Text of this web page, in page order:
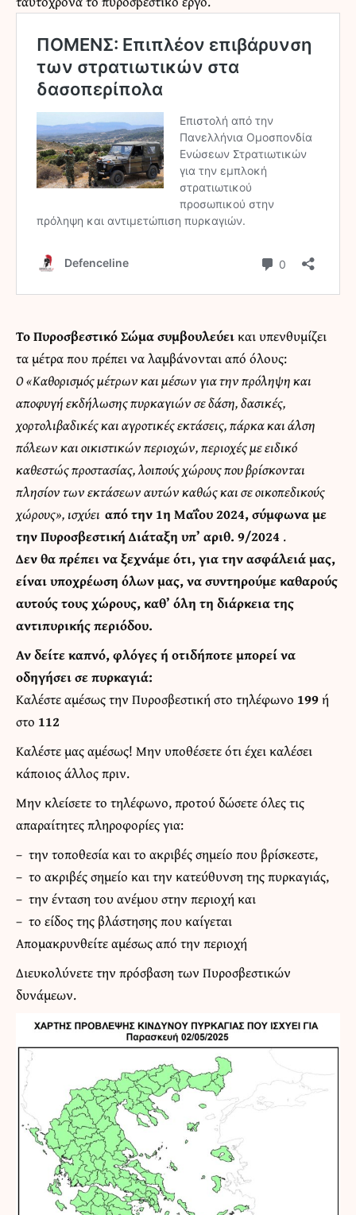
ΤοΠυροσβεστικό Σώμα συμβουλεύεικαι υπενθυμίζει
τα μέτρα που πρέπει να λαμβάνονται από όλους:
Ο «Καθορισμός μέτρων και μέσων για την πρόληψη και
αποφυγή εκδήλωσης πυρκαγιών σε δάση, δασικές,
χορτολιβαδικές και αγροτικές εκτάσεις, πάρκα και άλση
πόλεων και οικιστικών περιοχών, περιοχές με ειδικό
καθεστώς προστασίας, λοιπούς χώρους που βρίσκονται
πλησίον των εκτάσεων αυτών καθώς και σε οικοπεδικούς
χώρους», ισχύει από την 1η Μαΐου 2024, σύμφωνα με
τηνΠυροσβεστική Διάταξη υπ’ αριθ. 9/2024 .
Δεν θα πρέπει να ξεχνάμε ότι, για την ασφάλειά μας,
είναι υποχρέωση όλων μας, να συντηρούμε καθαρούς
αυτούς τους χώρους, καθ’ όλη τη διάρκεια της
αντιπυρικής περιόδου.
Αν δείτε καπνό, φλόγες ή οτιδήποτε μπορεί να
οδηγήσει σε πυρκαγιά:
Καλέστε αμέσως την Πυροσβεστική στο τηλέφωνο 199ή
στο 112
Καλέστε μας αμέσως! Μην υποθέσετε ότι έχει καλέσει
κάποιος άλλος πριν.
Μην κλείσετε το τηλέφωνο, προτού δώσετε όλες τις
απαραίτητες πληροφορίες για:
– την τοποθεσία και το ακριβές σημείο που βρίσκεστε,
– το ακριβές σημείο και την κατεύθυνση της πυρκαγιάς,
– την ένταση του ανέμου στην περιοχή και
– το είδος της βλάστησης που καίγεται
Απομακρυνθείτε αμέσως από την περιοχή
Διευκολύνετε την πρόσβαση των Πυροσβεστικών
δυνάμεων.